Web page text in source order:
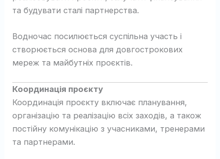
та будувати сталі партнерства.
Водночас посилюється суспільна участь і
створюється основа для довгострокових
мереж та майбутніх проєктів.
Координація проєкту
Координація проєкту включає планування,
організацію та реалізацію всіх заходів, а також
постійну комунікацію з учасниками, тренерами
та партнерами.